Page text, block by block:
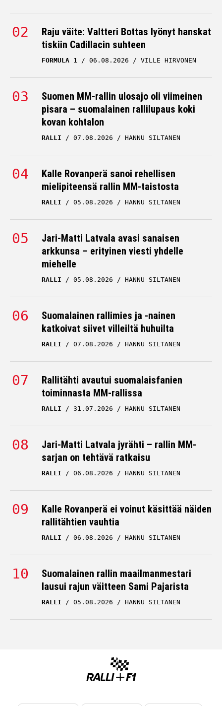
Raju väite: Valtteri Bottas lyönyt hanskat
tiskiin Cadillacin suhteen
FORMULA 1 06.08.2026 VILLE HIRVONEN
Suomen MM-rallin ulosajo oli viimeinen
pisara – suomalainen rallilupaus koki
kovan kohtalon
RALLI 07.08.2026 HANNU SILTANEN
Kalle Rovanperä sanoi rehellisen
mielipiteensä rallin MM-taistosta
RALLI 05.08.2026 HANNU SILTANEN
Jari-Matti Latvala avasi sanaisen
arkkunsa – erityinen viesti yhdelle
miehelle
RALLI 05.08.2026 HANNU SILTANEN
Suomalainen rallimies ja -nainen
katkoivat siivet villeiltä huhuilta
RALLI 07.08.2026 HANNU SILTANEN
Rallitähti avautui suomalaisfanien
toiminnasta MM-rallissa
RALLI 31.07.2026 HANNU SILTANEN
Jari-Matti Latvala jyrähti – rallin MM-
sarjan on tehtävä ratkaisu
RALLI 06.08.2026 HANNU SILTANEN
Kalle Rovanperä ei voinut käsittää näiden
rallitähtien vauhtia
RALLI 06.08.2026 HANNU SILTANEN
Suomalainen rallin maailmanmestari
lausui rajun väitteen Sami Pajarista
RALLI 05.08.2026 HANNU SILTANEN